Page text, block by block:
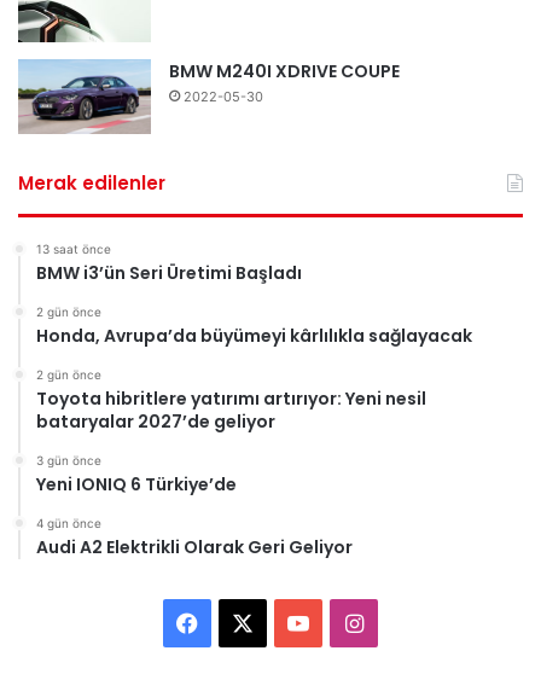
BMW M240I XDRIVE COUPE
2022-05-30
Merak edilenler
13 saat önce
BMW i3’ün Seri Üretimi Başladı
2 gün önce
Honda, Avrupa’da büyümeyi kârlılıkla sağlayacak
2 gün önce
Toyota hibritlere yatırımı artırıyor: Yeni nesil
bataryalar 2027’de geliyor
3 gün önce
Yeni IONIQ 6 Türkiye’de
4 gün önce
Audi A2 Elektrikli Olarak Geri Geliyor
Facebook YouTubeInstagram